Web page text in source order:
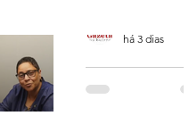
PODCAST
'CAFÉ
há 3 dias